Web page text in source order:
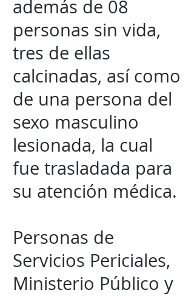
además de 08
personas sin vida,
tres de ellas
calcinadas, así como
de una persona del
sexo masculino
lesionada, la cual
fue trasladada para
su atención médica.
Personas de
Servicios Periciales,
Ministerio Público y